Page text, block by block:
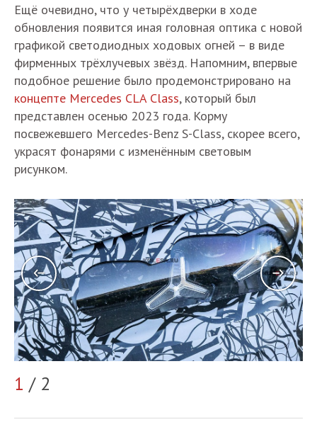
Ещё очевидно, что у четырёхдверки в ходе
обновления появится иная головная оптика с новой
графикой светодиодных ходовых огней – в виде
фирменных трёхлучевых звёзд. Напомним, впервые
подобное решение было продемонстрировано на
концепте Mercedes CLA Class, который был
представлен осенью 2023 года. Корму
посвежевшего Mercedes-Benz S-Class, скорее всего,
украсят фонарями с изменённым световым
рисунком.
1 / 2